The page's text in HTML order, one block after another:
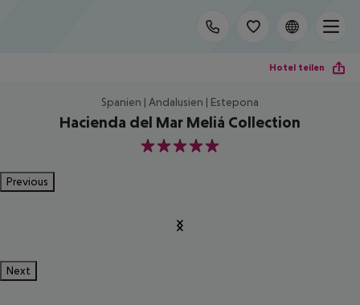
Hotel teilen
Spanien | Andalusien | Estepona
Hacienda del Mar Meliá Collection
5
Previous
Next